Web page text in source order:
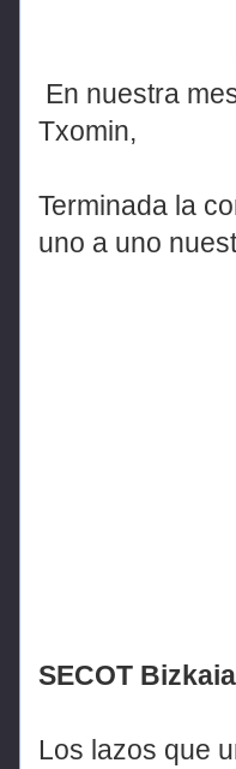
En nuestra
Txomin,
Terminada la
uno a uno
SECOT
Los lazos que